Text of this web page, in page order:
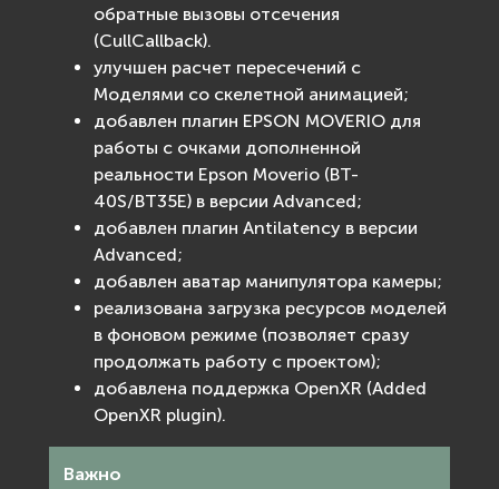
обратные вызовы отсечения
(CullCallback).
улучшен расчет пересечений с
Моделями со скелетной анимацией;
добавлен плагин EPSON MOVERIO для
работы с очками дополненной
реальности Epson Moverio (BT-
40S/BT35E) в версии Advanced;
добавлен плагин Antilatency в версии
Advanced;
добавлен аватар манипулятора камеры;
реализована загрузка ресурсов моделей
в фоновом режиме (позволяет сразу
продолжать работу с проектом);
добавлена поддержка OpenXR (Added
OpenXR plugin).
Важно